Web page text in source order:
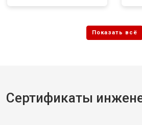
Сертификаты